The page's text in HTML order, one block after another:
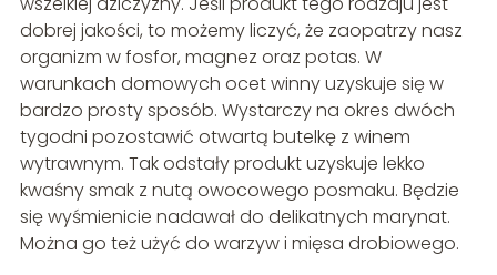
dobrej jakości, to możemy liczyć, że zaopatrzy nasz
organizm w fosfor, magnez oraz potas. W
warunkach domowych ocet winny uzyskuje się w
bardzo prosty sposób. Wystarczy na okres dwóch
tygodni pozostawić otwartą butelkę z winem
wytrawnym. Tak odstały produkt uzyskuje lekko
kwaśny smak z nutą owocowego posmaku. Będzie
się wyśmienicie nadawał do delikatnych marynat.
Można go też użyć do warzyw i mięsa drobiowego.